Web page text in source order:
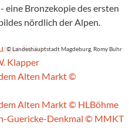
eine Bronzekopie des ersten
nördlich der Alpen.
© Landeshauptstadt Magdeburg, Romy Buhr